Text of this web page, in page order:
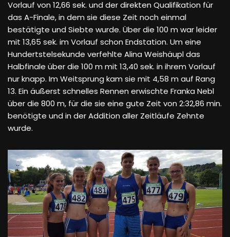
Vorlauf von 12,66 sek. und der direkten Qualifikation für
das A-Finale, in dem sie diese Zeit noch einmal
bestätigte und Siebte wurde. Über die 100 m war leider
mit 13,65 sek. im Vorlauf schon Endstation. Um eine
Hundertstelsekunde verfehlte Alina Weishäupl das
Halbfinale über die 100 m mit 13,40 sek. in ihrem Vorlauf
nur knapp. Im Weitsprung kam sie mit 4,58 m auf Rang
13. Ein äußerst schnelles Rennen erwischte Franka Nebl
über die 800 m, für die sie eine gute Zeit von 2:32,86 min.
benötigte und in der Addition aller Zeitläufe Zehnte
wurde.